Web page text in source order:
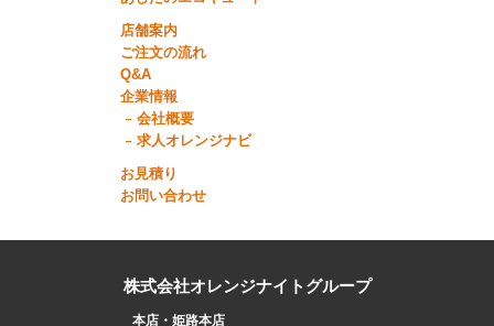
店舗案内
ご注文の流れ
Q&A
企業情報
会社概要
求人オレンジナビ
お見積り
お問い合わせ
株式会社オレンジナイトグループ
本店・姫路本店